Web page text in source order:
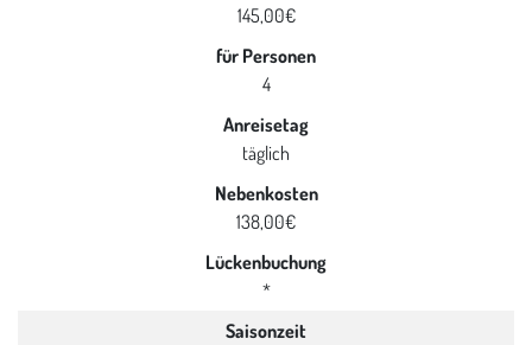
145,00€
für Personen
4
Anreisetag
täglich
Nebenkosten
138,00€
Lückenbuchung
*
Saisonzeit